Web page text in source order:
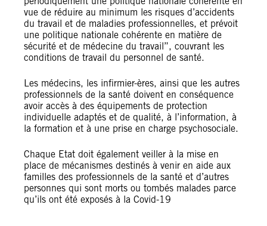
vue de réduire au minimum les risques d’accidents
du travail et de maladies professionnelles, et prévoit
une politique nationale cohérente en matière de
sécurité et de médecine du travail”, couvrant les
conditions de travail du personnel de santé.
Les médecins, les infirmier-ères, ainsi que les autres
professionnels de la santé doivent en conséquence
avoir accès à des équipements de protection
individuelle adaptés et de qualité, à l’information, à
la formation et à une prise en charge psychosociale.
Chaque Etat doit également veiller à la mise en
place de mécanismes destinés à venir en aide aux
familles des professionnels de la santé et d’autres
personnes qui sont morts ou tombés malades parce
qu’ils ont été exposés à la Covid-19